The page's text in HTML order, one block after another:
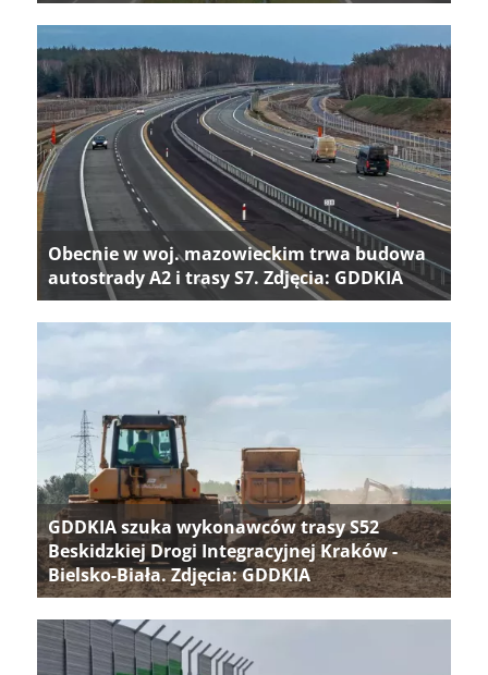
Obecnie w woj. mazowieckim trwa budowa
autostrady A2 i trasy S7. Zdjęcia: GDDKIA
GDDKIA szuka wykonawców trasy S52
Beskidzkiej Drogi Integracyjnej Kraków -
Bielsko-Biała. Zdjęcia: GDDKIA